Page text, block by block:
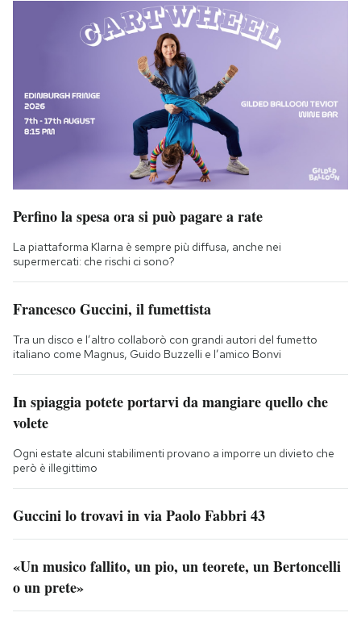
Perfino la spesa ora si può pagare a rate
La piattaforma Klarna è sempre più diffusa, anche nei
supermercati: che rischi ci sono?
Francesco Guccini, il fumettista
Tra un disco e l’altro collaborò con grandi autori del fumetto
italiano come Magnus, Guido Buzzelli e l’amico Bonvi
In spiaggia potete portarvi da mangiare quello che
volete
Ogni estate alcuni stabilimenti provano a imporre un divieto che
però è illegittimo
Guccini lo trovavi in via Paolo Fabbri 43
«Un musico fallito, un pio, un teorete, un Bertoncelli
o un prete»